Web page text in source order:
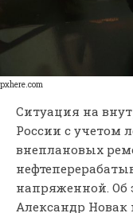
pxhere.com
Ситуация на
России с учетом
внеплановых
напряженной. Об
Александр